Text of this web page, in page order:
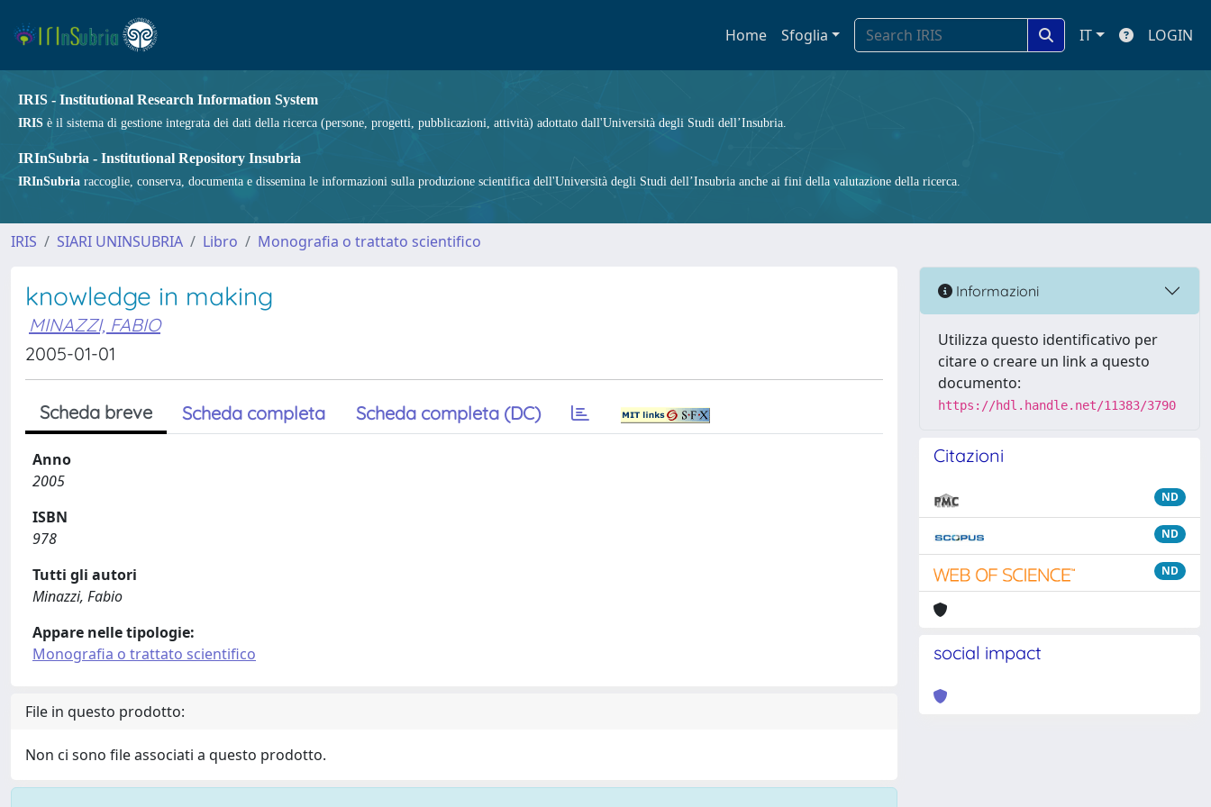
Home Sfoglia IT LOGIN
IRIS - Institutional Research Information System
IRIS è il sistema di gestione integrata dei dati della ricerca (persone, progetti, pubblicazioni, attività) adottato dall'Università degli Studi dell’Insubria.
IRInSubria - Institutional Repository Insubria
IRInSubria raccoglie, conserva, documenta e dissemina le informazioni sulla produzione scientifica dell'Università degli Studi dell’Insubria anche ai fini della valutazione della ricerca.
IRIS SIARI UNINSUBRIA Libro Monografia o trattato scientifico
knowledge in making
MINAZZI, FABIO
2005-01-01
Scheda breve Scheda completa Scheda completa (DC)
Anno
2005
ISBN
978
Tutti gli autori
Minazzi, Fabio
Appare nelle tipologie:
Monografia o trattato scientifico
File in questo prodotto:
Non ci sono file associati a questo prodotto.
Informazioni
Utilizza questo identificativo per
citare o creare un link a questo
documento:
https://hdl.handle.net/11383/3790
Citazioni
ND
ND
ND
social impact